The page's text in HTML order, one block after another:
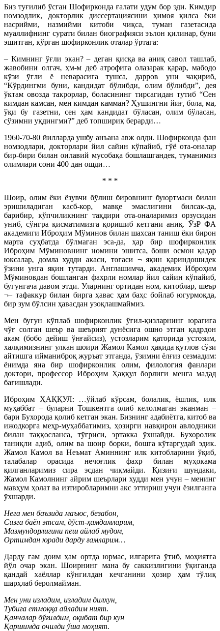
Биз туғилиб ўсган Шофирконда ғалати удум бор эди. Кимдир
номзодлик, докторлик диссертациясини ҳимоя қилса ёки
насрийми, назмийми китоби чиқса, туман газетасида
муаллифнинг сурати билан биографияси эълон қилинар, буни
эшитган, кўрган шофирконлик оталар ўртага:
– Кимнинг ўғли экан? – деган қисқа ва аниқ савол ташлаб,
жавобини олгач, ҳм-м деб атрофига олазарак қарар, мабодо
кўзи ўғли ё неварасига тушса, дарров уни чақириб,
“Кўрдингми буни, кандидат бўлибди, олим бўлибди”, дея
ўктам овозда такрорлар, боласининг тирсагидан тутиб “Сен
кимдан камсан, мен кимдан камман? Ҳушингни йиғ, бола, ма,
ўқи бу газетни, сен ҳам кандидат бўласан, олим бўласан,
сўзимни уқдингми?” деб топшириқ берарди…
1960-70-80 йилларда ушбу анъана авж олди. Шофирконда фан
номзодлари, докторлари йил сайин кўпайиб, гўё ота-оналар
бир-бири билан оилавий мусобақа бошлашгандек, туманимиз
олимлари сони 400 дан ошди…
* * *
Шоир, олим ёки ёзувчи бўлиш бировнинг буюртмаси билан
эришиладиган касб-кор, мавқе эмаслигини билсак-да,
барибир, кўпчиликнинг тақдири ота-оналаримиз орзусидан
униб, сўнгра қисматимизга қоришиб кетгани аниқ. ЎзР ФА
академиги Иброҳим Мўминов билан шахсан таниш ёки бирон
марта суҳбатда бўлмаган эса-да, ҳар бир шофирконлик
Иброҳим Мўминовнинг номини эшитса, боши осмон қадар
юксалар, домла худди акаси, тоғаси ¬ яқин қариндошидек
ўзини унга яқин тутарди. Англашимча, академик Иброҳим
Мўминовдан бошланган фахрли номлар йил сайин кўпайиб,
бугунгача давом этди. Уларнинг ортидан ном, китоблар, шеър
¬– тафаккур билан бирга ҳавас ҳам баҳс бойлаб югурмоқда,
бир зум бўлсин ҳавасдан узоқлашмаймиз.
Мен бугун кўплаб шофирконлик ўғил-қизларнинг юрагига
чўғ солган шеър ва шеърият дунёсига ошно этган қадрдон
акам (бобо дейиш ўнғайсиз), устозларим қаторида устозим,
халқимизнинг улкан шоири Жамол Камол ҳақида қутлов сўзи
айтишга ийманиброқ журъат этганда, ўзимни ёлғиз сезмадим:
ёнимда яна бир шофирконлик олим, филология фанлари
доктори, профессор Иброҳим Ҳаққул борлиги менга мадад
бағишлади.
Иброҳим ҲАҚҚУЛ: …ўйлаб кўрсам, болалик, ёшлик, илк
муҳаббат – буларни Тошкентга олиб келолмаган эканман –
бари Бухорода қолиб кетган экан. Бизнинг адабиётга, китоб ва
ижодкорга меҳр-муҳаббатимиз, ҳозирги навқирон авлодники
билан таққосланса, тўғриси, эртакка ўхшайди. Бухоролик
таниқли адиб, олим ва шоир борки, бошга кўтаргудай эдик.
Жамол Камол ва Неъмат Аминнинг илк китобларини ўқиб,
талабалар орасида нечоғлик фахр билан муҳокама
қилганларимиз сира эсдан чиқмайди. Қизиғи шундаки,
Жамол Камолнинг айрим шеърлари худди мен учун – менинг
мавҳум ҳолат ва изтиробларимни акс эттириш учун ёзилганга
ўхшарди.
Нега мен баъзида маъюс, безабон,
Сизга баён этсам, дўст-ҳамдамларим,
Мазмундорлигини пеш айлаб мудом,
Ортимдан юради дарду ғамларим…
Дарду ғам доим ҳам ортда юрмас, илгарига ўтиб, моҳиятга
йўл очар экан. Шоирнинг мана бу саккизлигини ўқиганда
қандай хаёллар кўнгилдан кечганини ҳозир ҳам тўлиқ
шарҳлаб беролмайман.
Мен уни изладим, изладим дилхун,
Тубига етмоққа айладим ният.
Қанчалар бўғилдим, оқибат бир кун
Қаршимда очилди ўша моҳият.